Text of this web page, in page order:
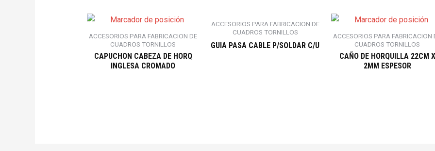
ACCESORIOS PARA FABRICACION DE
CUADROS TORNILLOS
CAPUCHON CABEZA DE HORQ
INGLESA CROMADO
ACCESORIOS PARA FABRICACION DE
CUADROS TORNILLOS
GUIA PASA CABLE P/SOLDAR C/U
ACCESORIOS PARA FABRICACION
CUADROS TORNILLOS
CAÑO DE HORQUILLA 22CM X
2MM ESPESOR